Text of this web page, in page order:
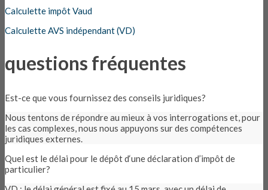
Calculette impôt Vaud
Calculette AVS indépendant (VD)
questions fréquentes
Est-ce que vous fournissez des conseils juridiques?
Nous tentons de répondre au mieux à vos interrogations et, pour
les cas complexes, nous nous appuyons sur des compétences
juridiques externes.
Quel est le délai pour le dépôt d‘une déclaration d’impôt de
particulier?